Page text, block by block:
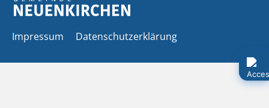
Impressum Datenschutzerklärung